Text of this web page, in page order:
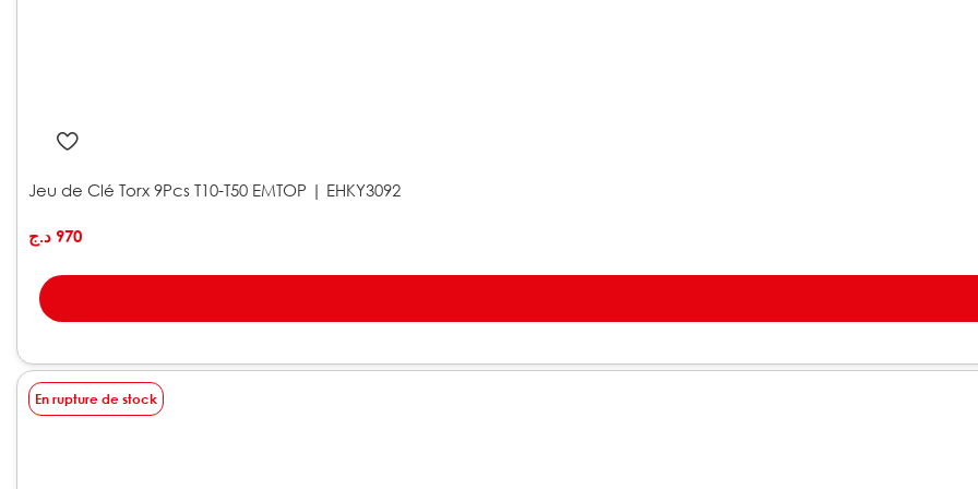
Jeu de Clé Torx 9Pcs T10-T50 EMTOP | EHKY3092
970 د.ج
En rupture de stock